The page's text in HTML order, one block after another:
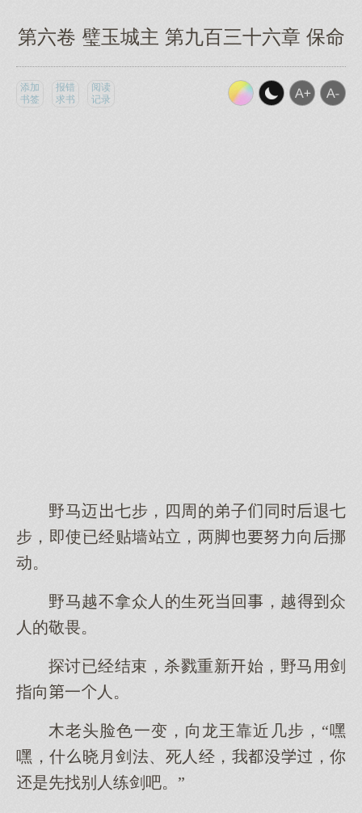
第六卷 璧玉城主 第九百三十六章 保命
添加
书签
报错
求书
阅读
记录
野马迈七步，四周的弟子同退七
步，即使已经贴墙站立，两脚努力向挪
动。
野马越不拿众人的生死回，越众
人的敬畏。
探讨已经结束，杀戮重新始，野马剑
指向一人。
木老头脸色一变，向龙王靠近几步，“嘿
嘿，什晓月剑法、死人经，我，你
是先找别人练剑吧。”